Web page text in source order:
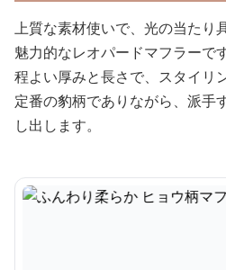
上質な素材使いで、光の当たり
魅力的なレオパードマフラーです
程よい厚みと長さで、スタイリ
定番の豹柄でありながら、派手
し出します。